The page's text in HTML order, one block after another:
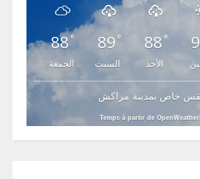
88°
الجمعة
89 °
السبت
88°
الأحد
خاص بمدينة مراكش
Temps à partir de